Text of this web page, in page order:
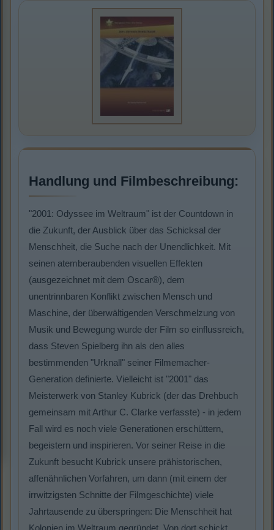
Handlung und Filmbeschreibung:
"2001: Odyssee im Weltraum" ist der Countdown in
die Zukunft, der Ausblick über das Schicksal der
Menschheit, die Suche nach der Unendlichkeit. Mit
seinen atemberaubenden visuellen Effekten
(ausgezeichnet mit dem Oscar®), dem
unentrinnbaren Konflikt zwischen Mensch und
Maschine, der überwältigenden Verschmelzung von
Musik und Bewegung wurde der Film so einflussreich,
dass Steven Spielberg ihn als den alles
bestimmenden "Urknall" seiner Filmemacher-
Generation definierte. Vielleicht ist "2001" das
Meisterwerk von Stanley Kubrick (der das Drehbuch
gemeinsam mit Arthur C. Clarke verfasste) - in jedem
Fall wird es noch viele Generationen erschüttern,
begeistern und inspirieren. Vor seiner Reise in die
Zukunft besucht Kubrick unsere prähistorischen,
affenähnlichen Vorfahren, um dann (mit einem der
irrwitzigsten Schnitte der Filmgeschichte) viele
Jahrtausende zu überspringen: Die Menschheit hat